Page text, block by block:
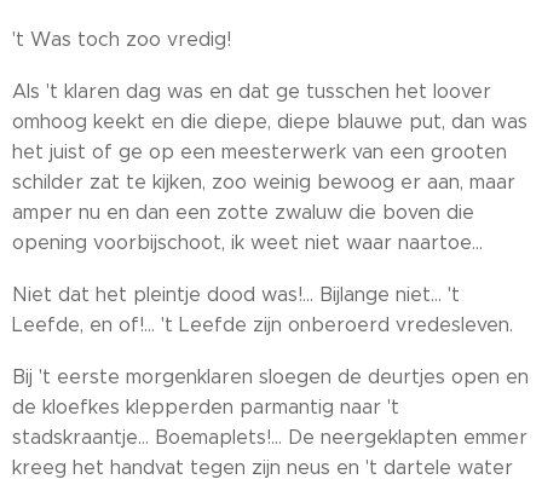
't Was toch zoo vredig!
Als 't klaren dag was en dat ge tusschen het loover
omhoog keekt en die diepe, diepe blauwe put, dan was
het juist of ge op een meesterwerk van een grooten
schilder zat te kijken, zoo weinig bewoog er aan, maar
amper nu en dan een zotte zwaluw die boven die
opening voorbijschoot, ik weet niet waar naartoe...
Niet dat het pleintje dood was!... Bijlange niet... 't
Leefde, en of!... 't Leefde zijn onberoerd vredesleven.
Bij 't eerste morgenklaren sloegen de deurtjes open en
de kloefkes klepperden parmantig naar 't
stadskraantje... Boemaplets!... De neergeklapten emmer
kreeg het handvat tegen zijn neus en 't dartele water